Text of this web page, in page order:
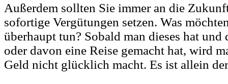
Außerdem sollten Sie immer an die
sofortige Vergütungen setzen. Was
überhaupt tun? Sobald man dieses hat und
oder davon eine Reise gemacht hat, wird
Geld nicht glücklich macht. Es ist allein